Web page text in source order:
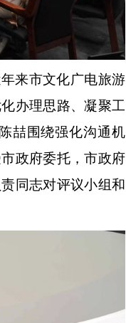
来市文化广电旅游
办理思路、凝聚工
喆围绕强化沟通机
政府委托，市政府
同志对评议小组和